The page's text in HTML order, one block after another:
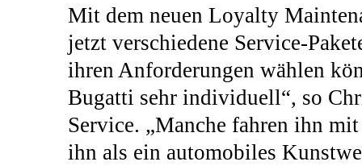
Mit dem neuen Loyalty
jetzt verschiedene Service-
ihren Anforderungen wählen
Bugatti sehr individuell“, so
Service. „Manche fahren ihn
ihn als ein automobiles